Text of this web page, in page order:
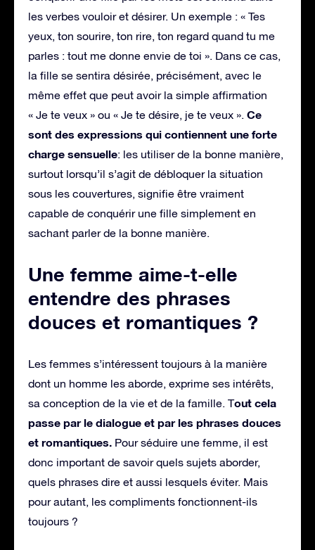
les verbes vouloir et désirer. Un exemple : « Tes
yeux, ton sourire, ton rire, ton regard quand tu me
parles : tout me donne envie de toi ». Dans ce cas,
la fille se sentira désirée, précisément, avec le
même effet que peut avoir la simple affirmation
« Je te veux » ou « Je te désire, je te veux ». Ce
sont des expressions qui contiennent une forte
charge sensuelle: les utiliser de la bonne manière,
surtout lorsqu’il s’agit de débloquer la situation
sous les couvertures, signifie être vraiment
capable de conquérir une fille simplement en
sachant parler de la bonne manière.
Une femme aime-t-elle
entendre des phrases
douces et romantiques ?
Les femmes s’intéressent toujours à la manière
dont un homme les aborde, exprime ses intérêts,
sa conception de la vie et de la famille. Tout cela
passe par le dialogue et par les phrases douces
et romantiques. Pour séduire une femme, il est
donc important de savoir quels sujets aborder,
quels phrases dire et aussi lesquels éviter. Mais
pour autant, les compliments fonctionnent-ils
toujours ?